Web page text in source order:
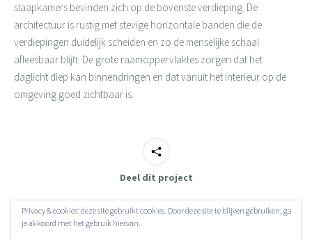
slaapkamers bevinden zich op de bovenste verdieping. De
architectuur is rustig met stevige horizontale banden die de
verdiepingen duidelijk scheiden en zo de menselijke schaal
afleesbaar blijft. De grote raamoppervlaktes zorgen dat het
daglicht diep kan binnendringen en dat vanuit het interieur op de
omgeving goed zichtbaar is.
Deel dit project
Privacy & cookies: deze site gebruikt cookies. Door deze site te blijven gebruiken, ga
je akkoord met het gebruik hiervan.